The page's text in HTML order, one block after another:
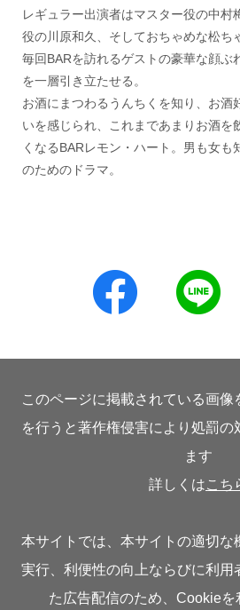
レギュラー出演者はマスター役の中村
役の川原和久、そしておちゃめな松ち
毎回BARを訪れるゲストの豪華な顔ぶ
を一層引き立たせる。
お酒にまつわるうんちくを知り、お酒
いを感じられ、これまであまりお酒を
くなるBARレモン・ハート。男も女も
のためのドラマ。
このページに掲載されている画
を行うと著作権侵害により処罰の
ます
詳しくはこち
本サイトでは、本サイトの適切な
実行、利便性の向上ならびに利用
た広告配信のため、Cookieを